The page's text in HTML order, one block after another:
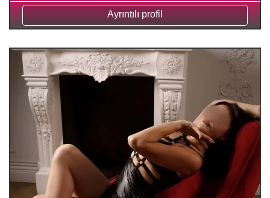
Ayrıntılı profil